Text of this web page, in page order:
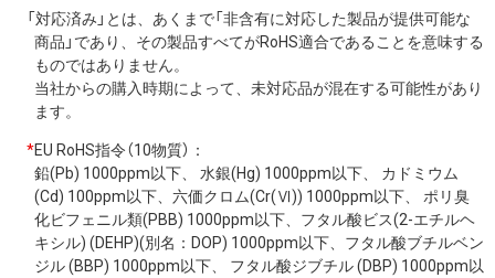
「対応済み」とは、あくまで「非含有に対応した製品が提供可能な
商品」であり、その製品すべてがRoHS適合であることを意味する
ものではありません。
当社からの購入時期によって、未対応品が混在する可能性があり
ます。
*EU RoHS指令（10物質）：
鉛(Pb) 1000ppm以下、 水銀(Hg) 1000ppm以下、 カドミウム
(Cd) 100ppm以下、六価クロム(Cr(Ⅵ)) 1000ppm以下、 ポリ臭
化ビフェニル類(PBB) 1000ppm以下、フタル酸ビス(2-エチルヘ
キシル) (DEHP)(別名：DOP) 1000ppm以下、フタル酸ブチルベン
ジル (BBP) 1000ppm以下、 フタル酸ジブチル (DBP) 1000ppm以